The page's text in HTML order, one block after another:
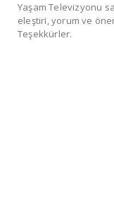
Yaşam Televizyonu
eleştiri, yorum ve
Teşekkürler.